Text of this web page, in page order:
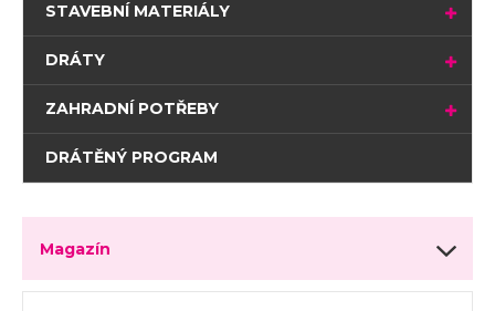
STAVEBNÍ MATERIÁLY
DRÁTY
ZAHRADNÍ POTŘEBY
DRÁTĚNÝ PROGRAM
Magazín